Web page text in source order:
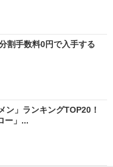
割手数料0円で入手する
ン」ランキングTOP20！
ー」...